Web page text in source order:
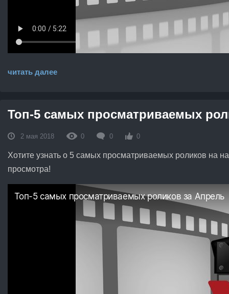
читать далее
Топ-5 самых просматриваемых
2 мая 2018 0 0 0
Хотите узнать о 5 самых просматриваемых роликов на
просмотра!